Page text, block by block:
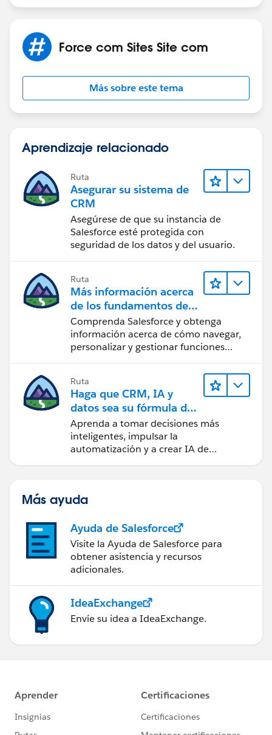
Force com Sites Site com
Más sobre este tema
Aprendizaje relacionado
Ruta
Asegurar su sistema de
CRM
Asegúrese de que su instancia de
Salesforce esté protegida con
seguridad de los datos y del usuario.
Ruta
Más información acerca
de los fundamentos de
CRM para Lightning
Experience
Comprenda Salesforce y obtenga
información acerca de cómo navegar,
personalizar y gestionar funciones
Ruta
Haga que CRM, IA y
datos sea su fórmula de
confianza
Aprenda a tomar decisiones más
inteligentes, impulsar la
automatización y a crear IA de
Más ayuda
Ayuda de Salesforce
Visite la Ayuda de Salesforce para
obtener asistencia y recursos
adicionales.
IdeaExchange
Envíe su idea a IdeaExchange.